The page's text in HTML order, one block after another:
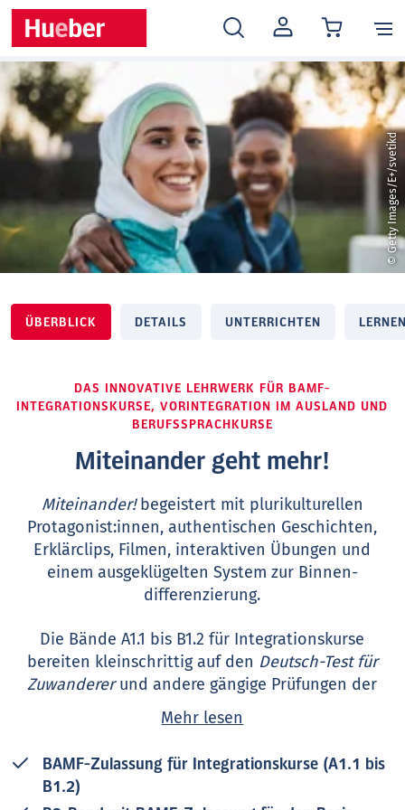
MEIN
KONTO
© Getty Images/E+/svetikd
ÜBERBLICK DETAILS UNTERRICHTEN
DAS INNOVATIVE LEHRWERK FÜR BAMF-
INTEGRATIONSKURSE, VORINTEGRATION IM AUSLAND UND
BERUFSSPRACHKURSE
Miteinander geht mehr!
Miteinander! begeistert mit plurikulturellen
Protagonist:innen, authentischen Geschichten,
Erklärclips, Filmen, interaktiven Übungen und
einem ausgeklügelten System zur Binnen­
differenzierung.
Die Bände A1.1 bis B1.2 für Integrationskurse
bereiten kleinschrittig auf den Deutsch-Test für
Zuwandererund andere gängige Prüfungen der
Niveaustufe vor.
Neu: Miteinander! B2wurde jetzt vom BAMF für den
Basis-Berufssprachkurs B2zugelassen. Im
Anschluss an den Integrationskurs können die
Mehr lesen
BAMF-Zulassung für Integrationskurse (A1.1 bis
B1.2)